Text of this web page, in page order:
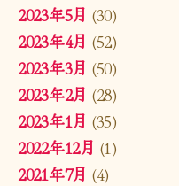
2023年5月 (30)
2023年4月 (52)
2023年3月 (50)
2023年2月 (28)
2023年1月 (35)
2022年12月 (1)
2021年7月 (4)